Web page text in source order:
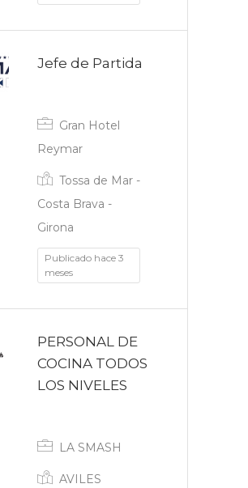
Jefe de Partida
Gran Hotel
Reymar
Tossa de Mar -
Costa Brava -
Girona
Publicado hace 3
meses
PERSONAL DE
COCINA TODOS
LOS NIVELES
LA SMASH
AVILES